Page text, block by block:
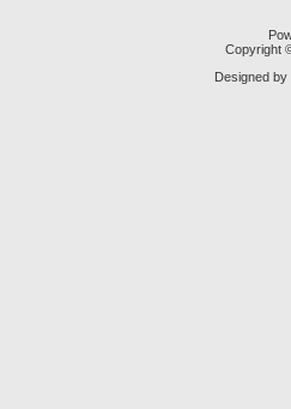
Copyright
Designed by